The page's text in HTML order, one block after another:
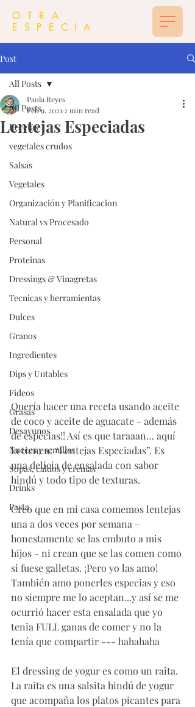
OTRA
ESPECIA
Post
All Posts
Recetas
vegetales crudos
Salsas
Vegetales
Organización y Planificacion
Natural vs Procesado
Personal
Proteinas
Dressings & Vinagretas
Tecnicas y herramientas
Dulces
Granos
Ingredientes
Dips y Untables
Fideos
Grasas
Desayunos
Nueces y semillas
Sopas, caldos y cremas
Drinks
Pasta
All Posts
Lentejas Especiadas
Paola Reyes
Feb 9, 2021 2 min read
Quería hacer una receta usando aceite
de coco y aceite de aguacate - además
de especias!! Así es que taraaan… aquí
la tienen: “Lentejas Especiadas”. Es
una delicia de ensalada con sabor
hindú y todo tipo de texturas.
Creo que en mi casa comemos lentejas
una a dos veces por semana –
honestamente se las embuto a mis
hijos - ni crean que se las comen como
si fuese galletas. ¡Pero yo las amo!
También amo ponerles especias y eso
no siempre me lo aceptan...y así se me
ocurrió hacer esta ensalada que yo
tenia FULL ganas de comer y no la
tenía que compartir --- hahahaha
El dressing de yogur es como un raita.
La raita es una salsita hindú de yogur
que acompaña los platos picantes para